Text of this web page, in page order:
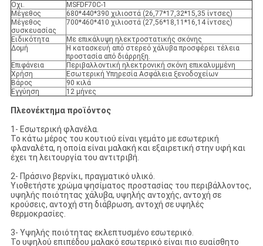
Οχι.
MSFDF70C-1
Μέγεθος
680*440*390 χιλιοστά (26,77*17,32*15,35 ίντσες)
Μέγεθος
συσκευασίας
700*460*410 χιλιοστά (27,56*18,11*16,14 ίντσες)
Ειδικότητα
Με επικάλυψη ηλεκτροστατικής σκόνης
Δομή
Η κατασκευή από στερεό χάλυβα προσφέρει τέλεια
προστασία από διάρρηξη.
Επιφάνεια
Περιβαλλοντική ηλεκτρονική σκόνη επικαλυμμένη
Χρήση
Εσωτερική Υπηρεσία Ασφάλεια ξενοδοχείων
Βάρος
90 κιλά
Εγγύηση
12 μήνες
Πλεονέκτημα προϊόντος
1- Εσωτερική φλανέλα.
Το κάτω μέρος του κουτιού είναι γεμάτο με εσωτερική
φλαναλέτα, η οποία είναι μαλακή και εξαιρετική στην υφή και
έχει τη λειτουργία του αντιτριβή.
2- Πράσινο βερνίκι, πραγματικό υλικό.
Υιοθετήστε χρώμα ψησίματος προστασίας του περιβάλλοντος,
υψηλής ποιότητας χάλυβα, υψηλής αντοχής, αντοχή σε
κρούσεις, αντοχή στη διάβρωση, αντοχή σε υψηλές
θερμοκρασίες.
3- Υψηλής ποιότητας εκλεπτυσμένο εσωτερικό.
Το υψηλού επιπέδου μαλακό εσωτερικό είναι πιο ευαίσθητο